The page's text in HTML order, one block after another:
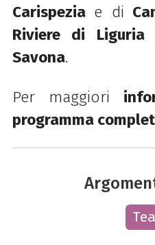
Carispezia e di
Riviere di Liguria
Savona.
Per maggiori
programma